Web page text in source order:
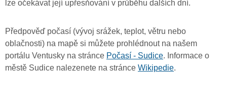
lze očekávat její upřesňování v průběhu dalších dní.
Předpověď počasí (vývoj srážek, teplot, větru nebo
oblačnosti) na mapě si můžete prohlédnout na našem
portálu Ventusky na stránce Počasí - Sudice. Informace o
městě Sudice nalezenete na stránce Wikipedie.